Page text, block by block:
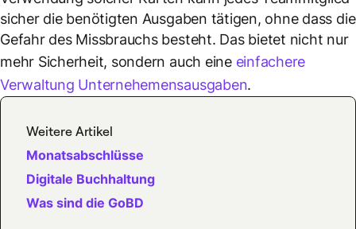
sicher die benötigten Ausgaben tätigen, ohne dass die
Gefahr des Missbrauchs besteht. Das bietet nicht nur
mehr Sicherheit, sondern auch eine einfachere
Verwaltung Unternehemensausgaben.
Weitere Artikel
Monatsabschlüsse
Digitale Buchhaltung
Was sind die GoBD